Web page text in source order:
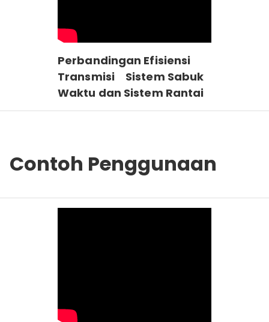
Perbandingan Efisiensi
Transmisi Sistem Sabuk
Waktu dan Sistem Rantai
Contoh Penggunaan